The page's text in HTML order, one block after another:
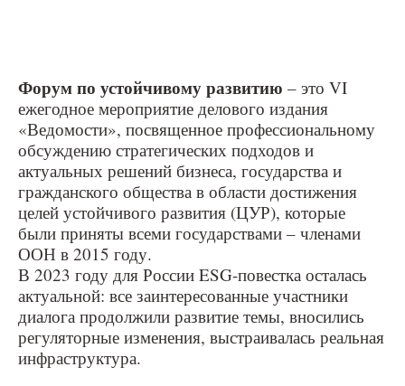
Форум по устойчивому развитию – это VI
ежегодное мероприятие делового издания
«Ведомости», посвященное профессиональному
обсуждению стратегических подходов и
актуальных решений бизнеса, государства и
гражданского общества в области достижения
целей устойчивого развития (ЦУР), которые
были приняты всеми государствами – членами
ООН в 2015 году.
В 2023 году для России ESG-повестка осталась
актуальной: все заинтересованные участники
диалога продолжили развитие темы, вносились
регуляторные изменения, выстраивалась реальная
инфраструктура.